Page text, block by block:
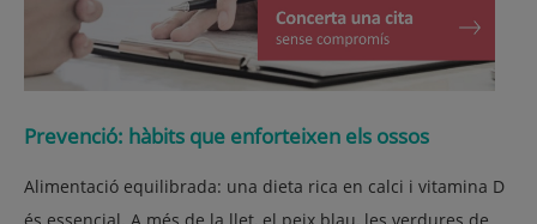
Prevenció: hàbits que enforteixen els ossos
Alimentació equilibrada: una dieta rica en calci i vitamina D
és essencial. A més de la llet, el peix blau, les verdures de